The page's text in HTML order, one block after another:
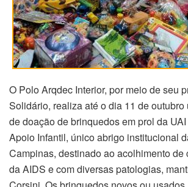
O Polo Arqdec Interior, por meio de seu
Solidário, realiza até o dia 11 de
de doação de brinquedos em prol da
Apoio Infantil, único abrigo institucional
Campinas, destinado ao acolhimento de
da AIDS e com diversas patologias,